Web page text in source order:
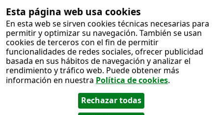
Esta página web usa cookies
En esta web se sirven cookies técnicas necesarias para
permitir y optimizar su navegación. También se usan
cookies de terceros con el fin de permitir
funcionalidades de redes sociales, ofrecer publicidad
basada en sus hábitos de navegación y analizar el
rendimiento y tráfico web. Puede obtener más
información en nuestra Política de cookies.